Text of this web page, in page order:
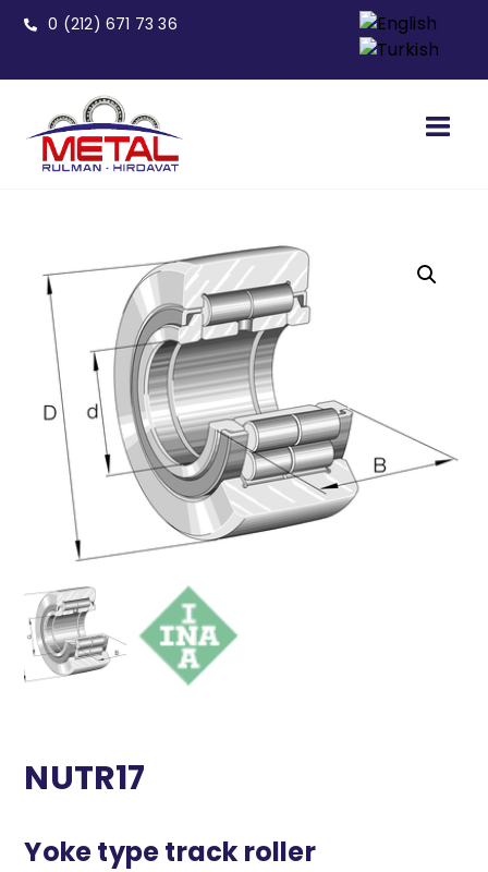
0 (212) 671 73 36
NUTR17
Yoke type track roller